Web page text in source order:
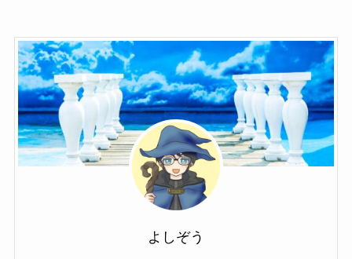
よしぞう